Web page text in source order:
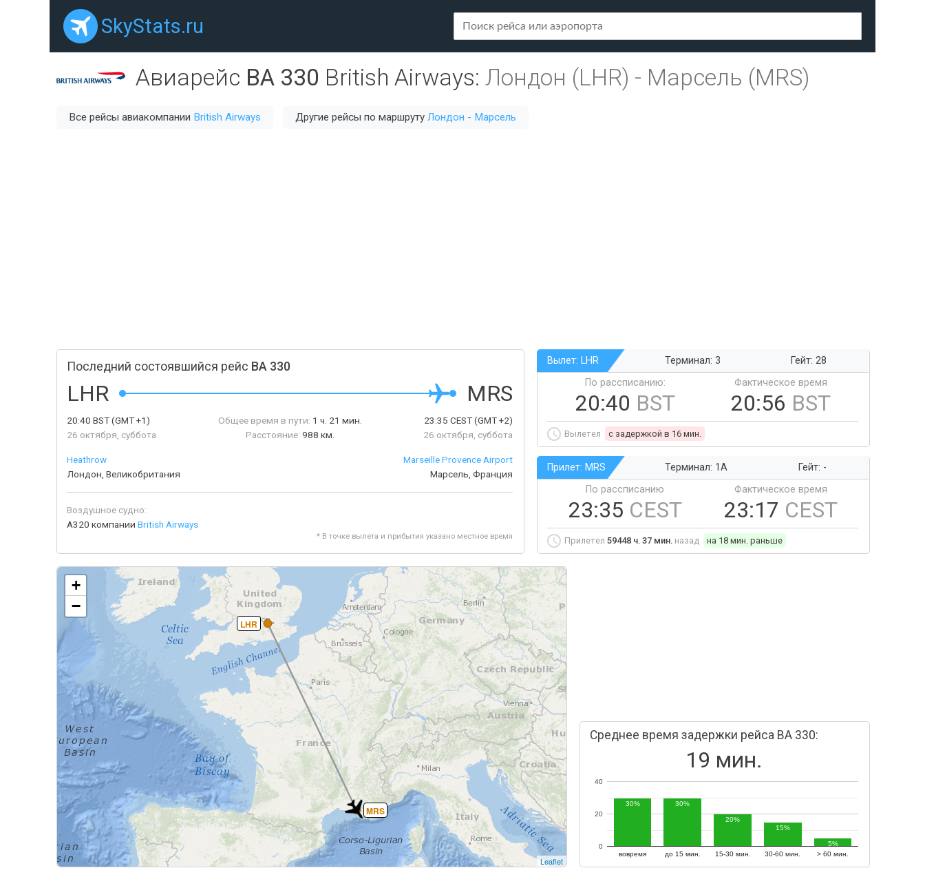
SkyStats.ru
Авиарейс BA 330 British Airways: Лондон (LHR) - Марсель (MRS)
Все рейсы авиакомпании British Airways Другие рейсы по маршруту Лондон - Марсель
Последний состоявшийся рейс BA 330
LHR MRS
20:40 BST(GMT +1)
26 октября, суббота
Общее время в пути: 1 ч. 21 мин.
Расстояние: 988 км.
23:35CEST(GMT +2)
26 октября, суббота
Heathrow
Лондон, Великобритания
Marseille Provence Airport
Марсель, Франция
Воздушное судно:
A320 компании British Airways
* В точке вылета и прибытия указано местное время
Вылет: LHR Терминал: 3
Гейт: 28
По рассписанию:
20:40 BST
Фактическое время
20:56 BST
Вылетел c задержкой в 16 мин.
Прилет: MRS Терминал: 1A
Гейт: -
По рассписанию
23:35 CEST
Фактическое время
23:17 CEST
Прилетел 59448 ч. 37 мин. назад на 18 мин. раньше
LHR
MRS
+
−
Leaflet
Среднее время задержки рейса BA 330:
19 мин.
вовремя до 15 мин. 15-30 мин. 30-60 мин. > 60 мин.
0
20
40
30% 30%
20%
15%
5%